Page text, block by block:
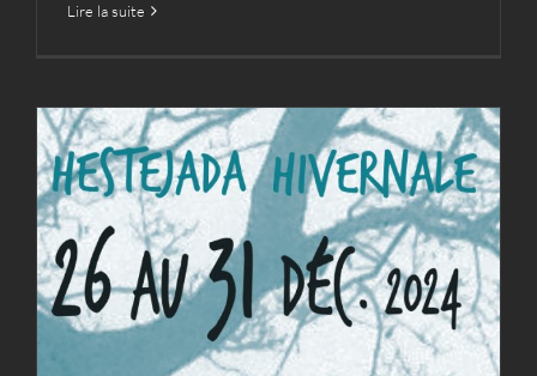
Lire la suite
Hestejada hivernale
Actualités Hestejada Spectacles